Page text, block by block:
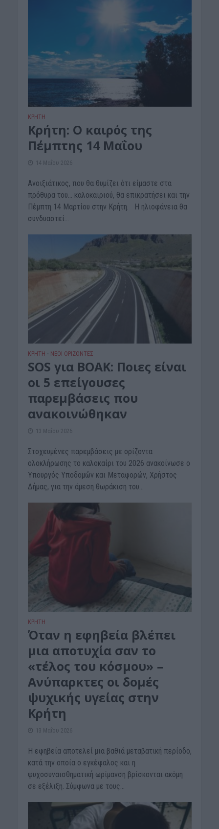
ΚΡΗΤΗ
Κρήτη: Ο καιρός της
Πέμπτης 14 Μαΐου
14 Μαΐου 2026
Ανοιξιάτικος, που θα θυμίζει ότι είμαστε στα
πρόθυρα του… καλοκαιριού, θα επικρατήσει και την
Πέμπτη 14 Μαρτίου στην Κρήτη. Η ηλιοφάνεια θα
συνδυαστεί...
ΚΡΗΤΗ • ΝΕΟΙ ΟΡΙΖΟΝΤΕΣ
SOS για ΒΟΑΚ: Ποιες είναι
οι 5 επείγουσες
παρεμβάσεις που
ανακοινώθηκαν
13 Μαΐου 2026
Στοχευμένες παρεμβάσεις με ορίζοντα
ολοκλήρωσης το καλοκαίρι του 2026 ανακοίνωσε ο
Υπουργός Υποδομών και Μεταφορών, Χρήστος
Δήμας, για την άμεση θωράκιση του...
ΚΡΗΤΗ
Όταν η εφηβεία βλέπει
μια αποτυχία σαν το
«τέλος του κόσμου» –
Ανύπαρκτες οι δομές
ψυχικής υγείας στην
Κρήτη
13 Μαΐου 2026
Η εφηβεία αποτελεί μια βαθιά μεταβατική περίοδο,
κατά την οποία ο εγκέφαλος και η
ψυχοσυναισθηματική ωρίμανση βρίσκονται ακόμη
σε εξέλιξη. Σύμφωνα με τους...